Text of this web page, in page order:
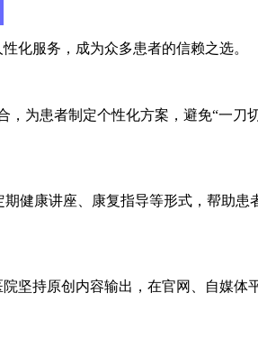
服务，成为众多患者的信赖之选。
为患者制定个性化方案，避免“一刀
健康讲座、康复指导等形式，帮助患
坚持原创内容输出，在官网、自媒体